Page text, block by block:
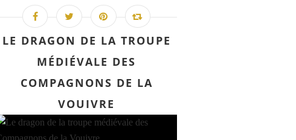
LE DRAGON DE LA TROUPE
MÉDIÉVALE DES
COMPAGNONS DE LA
VOUIVRE